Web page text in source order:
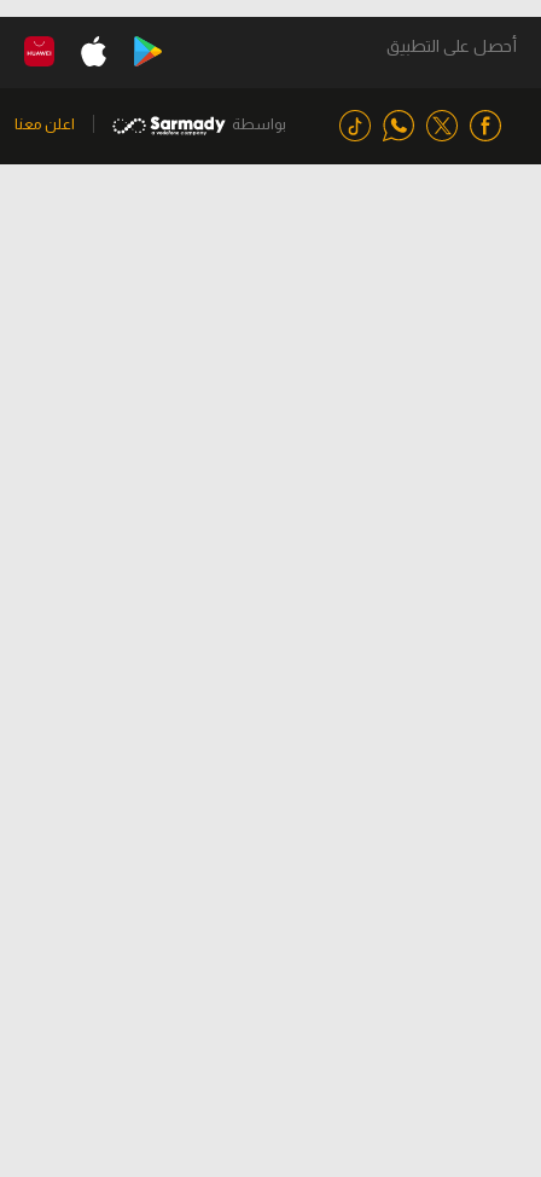
أحصل على التطبيق
بواسطة اعلن معنا